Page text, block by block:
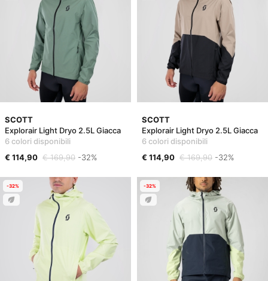
SCOTT
Explorair Light Dryo 2.5L Giacca
6 colori disponibili
€ 114,90 € 169,90 -32%
SCOTT
Explorair Light Dryo 2.5L Giacca
6 colori disponibili
€ 114,90 € 169,90 -32%
-32% -32%